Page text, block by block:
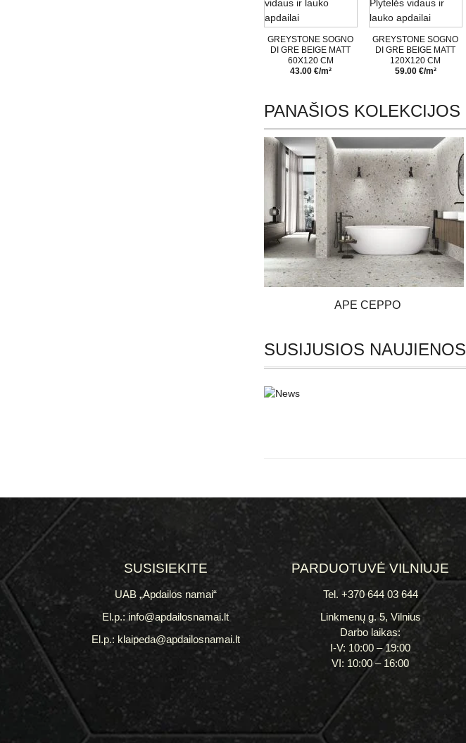
GREYSTONE SOGNO
DI GRE BEIGE MATT
60X120 CM
43.00 €/m²
GREYSTONE SOGNO
DI GRE BEIGE MATT
120X120 CM
59.00 €/m²
PANAŠIOS KOLEKCIJOS
APE CEPPO
SUSIJUSIOS NAUJIENOS
SUSISIEKITE
UAB „Apdailos namai“
El.p.: info@apdailosnamai.lt
El.p.: klaipeda@apdailosnamai.lt
PARDUOTUVĖ VILNIUJE
Tel. +370 644 03 644
Linkmenų g. 5, Vilnius
Darbo laikas:
I-V: 10:00 – 19:00
VI: 10:00 – 16:00